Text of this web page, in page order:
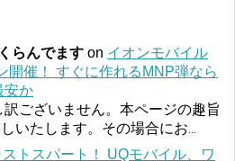
らんでます on イオンモバイル
開催！ すぐに作れるMNP弾なら
安か
訳ございません。本ページの趣旨
いたします。その場合にお
ストスパート！ UQモバイル、ワ